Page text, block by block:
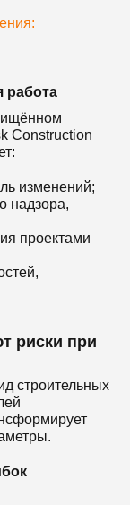
работа
Construction
изменений;
надзора,
проектами
риски при
строительных